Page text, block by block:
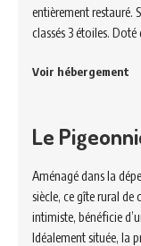
entièrement restauré.
classés 3 étoiles.
Voir hébergement
Le
Aménagé dans la
siècle, ce gîte rural de
intimiste, bénéficie
Idéalement située, la